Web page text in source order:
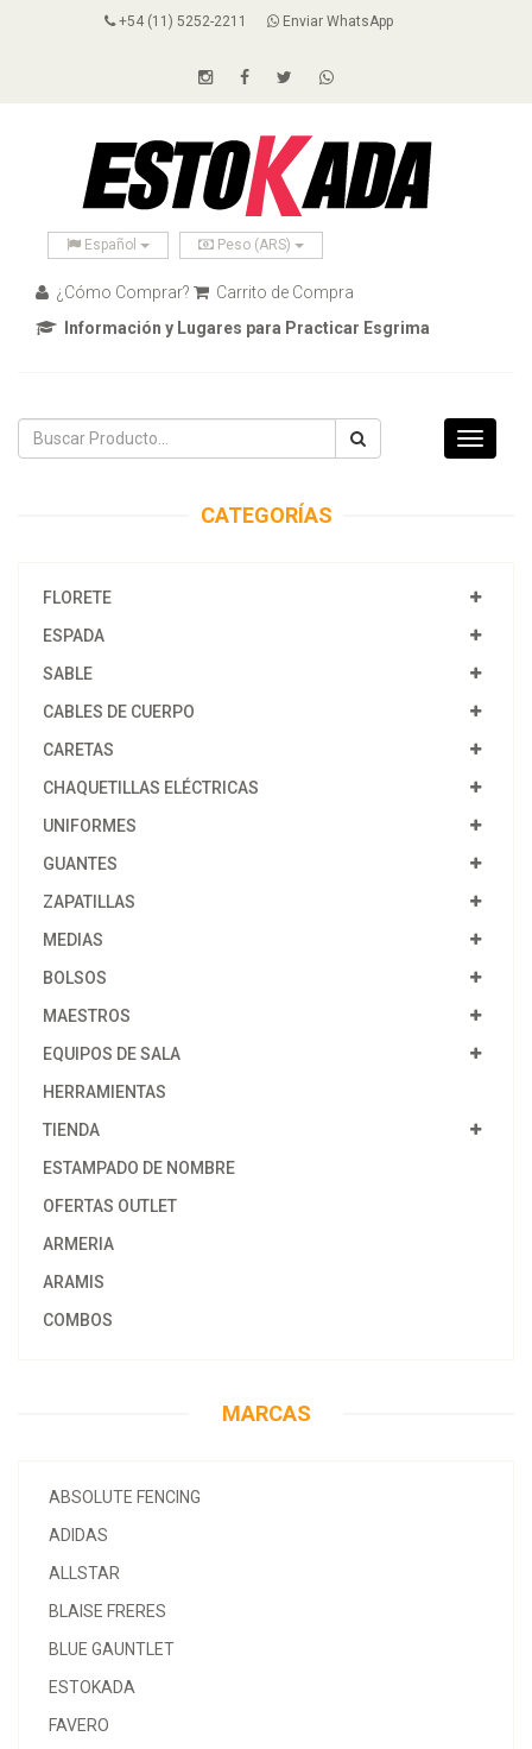
+54 (11) 5252-2211 Enviar WhatsApp
Español Peso (ARS)
¿Cómo Comprar?
Carrito de Compra
Información y Lugares para Practicar Esgrima
Toggle
CATEGORÍAS
FLORETE
ESPADA
SABLE
CABLES DE CUERPO
CARETAS
CHAQUETILLAS ELÉCTRICAS
UNIFORMES
GUANTES
ZAPATILLAS
MEDIAS
BOLSOS
MAESTROS
EQUIPOS DE SALA
HERRAMIENTAS
TIENDA
ESTAMPADO DE NOMBRE
OFERTAS OUTLET
ARMERIA
ARAMIS
COMBOS
MARCAS
ABSOLUTE FENCING
ADIDAS
ALLSTAR
BLAISE FRERES
BLUE GAUNTLET
ESTOKADA
FAVERO